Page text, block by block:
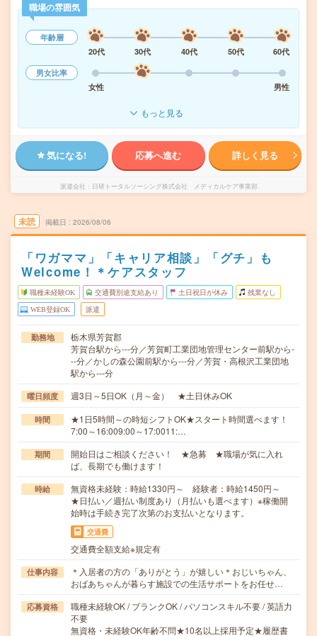
職場の雰囲気
年齢層
20代
30代 40代 50代
60代
男女比率
女性
男性
もっと見る
気になる! 応募へ進む 詳しく見る
派遣会社 日研トータルソーシング株式会社 メディカルケア事業部
未読 掲載日 2026/08/06
「ワガママ」「キャリア相談」「グチ」も
Welcome！＊ケアスタッフ
職種未経験OK 交通費別途支給あり 土日祝日が休み 残業なし
WEB登録OK 派遣
勤務地
栃木県芳賀郡
芳賀台駅から---分／芳賀町工業団地管理センター前駅から-
--分／かしの森公園前駅から---分／芳賀・高根沢工業団地
駅から---分
曜日頻度 週3日～5日OK（月～金） ★土日休みOK
時間
★1日5時間～の時短シフトOK★スタート時間選べます！
7:00～16:009:00～17:0011:…
期間
開始日はご相談ください！ ★急募 ★職場が気に入れ
ば、長期でも働けます！
時給
無資格未経験：時給1330円～ 経験者：時給1450円～
★日払い／週払い制度あり（月払いも選べます）※稼働開
始時は手続き完了次第のお支払いとなります。
交通費
交通費全額支給※規定有
仕事内容
＊入居者の方の「ありがとう」が嬉しい＊おじいちゃん、
おばあちゃんが暮らす施設での生活サポートをお任せ…
応募資格
職種未経験OK / ブランクOK / パソコンスキル不要 / 英語力
不要
無資格・未経験OK年齢不問★10名以上採用予定★履歴書